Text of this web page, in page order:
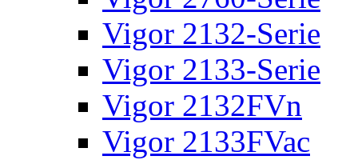
Vigor 2132-Serie
Vigor 2133-Serie
Vigor 2132FVn
Vigor 2133FVac